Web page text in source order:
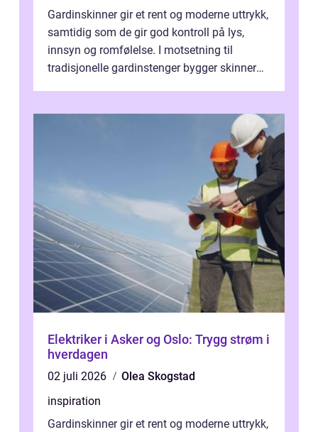
Gardinskinner gir et rent og moderne uttrykk,
samtidig som de gir god kontroll på lys,
innsyn og romfølelse. I motsetning til
tradisjonelle gardinstenger bygger skinner
Elektriker i Asker og Oslo: Trygg strøm i
hverdagen
02 juli 2026
Olea Skogstad
inspiration
Gardinskinner gir et rent og moderne uttrykk,